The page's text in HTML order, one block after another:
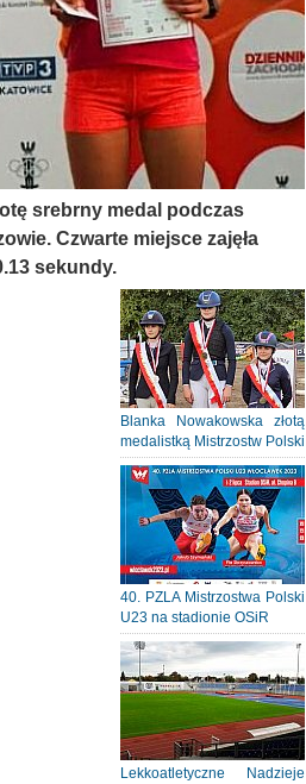
srebrny medal podczas
Czwarte miejsce zajęła
sekundy.
Blanka Nowakowska złotą
medalistką Mistrzostw Polski
40. PZLA Mistrzostwa Polski
U23 na stadionie OSiR
Lekkoatletyczne Nadzieje